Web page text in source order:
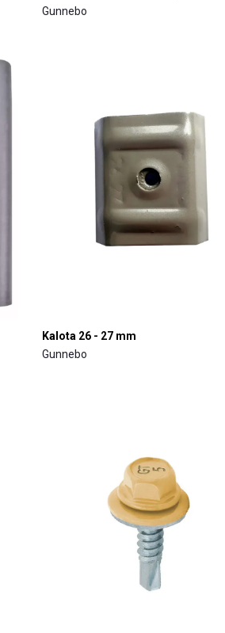
Gunnebo
Kalota 26 - 27 mm
Gunnebo